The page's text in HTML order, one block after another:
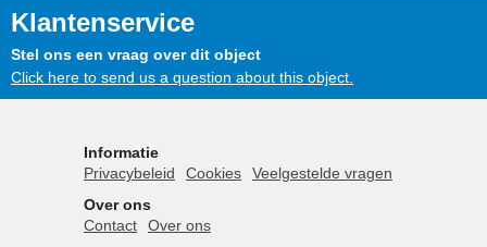
Klantenservice
Stel ons een vraag over dit object
Click here to send us a question about this object.
Informatie
Privacybeleid
Cookies
Veelgestelde vragen
Over ons
Contact
Over ons